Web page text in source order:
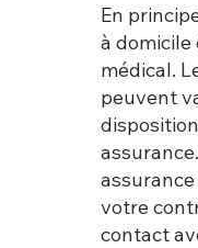
En
à
médical.
peuvent
votre
contact